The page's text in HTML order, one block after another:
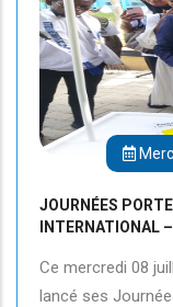
JOURNÉES
INTERNATIONAL
Ce mercredi 08
lancé ses